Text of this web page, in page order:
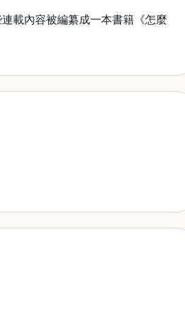
載內容被編纂成一本書籍《怎麼